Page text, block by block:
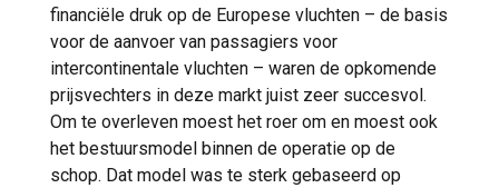
financiële druk op de Europese vluchten – de basis
voor de aanvoer van passagiers voor
intercontinentale vluchten – waren de opkomende
prijsvechters in deze markt juist zeer succesvol.
Om te overleven moest het roer om en moest ook
het bestuursmodel binnen de operatie op de
schop. Dat model was te sterk gebaseerd op